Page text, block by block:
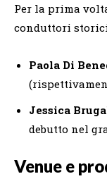
Per la prima
conduttori
Paola Di
Jessica
debutto nel
Venue e